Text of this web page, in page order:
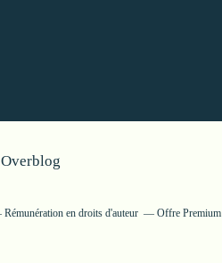
Overblog
Rémunération en droits d'auteur Offre Premium